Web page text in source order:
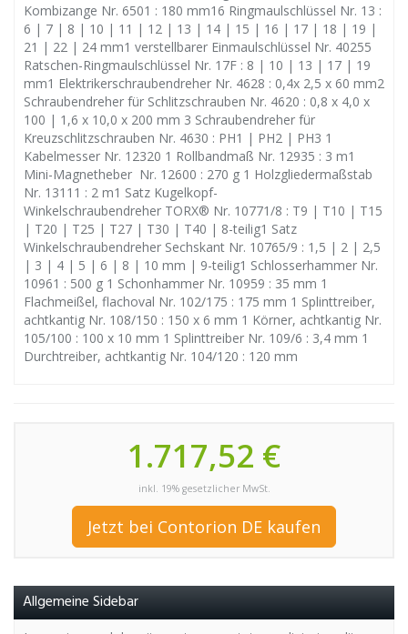
Kombizange Nr. 6501 : 180 mm16 Ringmaulschlüssel Nr. 13 :
6 | 7 | 8 | 10 | 11 | 12 | 13 | 14 | 15 | 16 | 17 | 18 | 19 |
21 | 22 | 24 mm1 verstellbarer Einmaulschlüssel Nr. 40255
Ratschen-Ringmaulschlüssel Nr. 17F : 8 | 10 | 13 | 17 | 19
mm1 Elektrikerschraubendreher Nr. 4628 : 0,4x 2,5 x 60 mm2
Schraubendreher für Schlitzschrauben Nr. 4620 : 0,8 x 4,0 x
100 | 1,6 x 10,0 x 200 mm 3 Schraubendreher für
Kreuzschlitzschrauben Nr. 4630 : PH1 | PH2 | PH3 1
Kabelmesser Nr. 12320 1 Rollbandmaß Nr. 12935 : 3 m1
Mini-Magnetheber Nr. 12600 : 270 g 1 Holzgliedermaßstab
Nr. 13111 : 2 m1 Satz Kugelkopf-
Winkelschraubendreher TORX® Nr. 10771/8 : T9 | T10 | T15
| T20 | T25 | T27 | T30 | T40 | 8-teilig1 Satz
Winkelschraubendreher Sechskant Nr. 10765/9 : 1,5 | 2 | 2,5
| 3 | 4 | 5 | 6 | 8 | 10 mm | 9-teilig1 Schlosserhammer Nr.
10961 : 500 g 1 Schonhammer Nr. 10959 : 35 mm 1
Flachmeißel, flachoval Nr. 102/175 : 175 mm 1 Splinttreiber,
achtkantig Nr. 108/150 : 150 x 6 mm 1 Körner, achtkantig Nr.
105/100 : 100 x 10 mm 1 Splinttreiber Nr. 109/6 : 3,4 mm 1
Durchtreiber, achtkantig Nr. 104/120 : 120 mm
1.717,52 €
inkl. 19% gesetzlicher MwSt.
Jetzt bei Contorion DE kaufen
Allgemeine Sidebar